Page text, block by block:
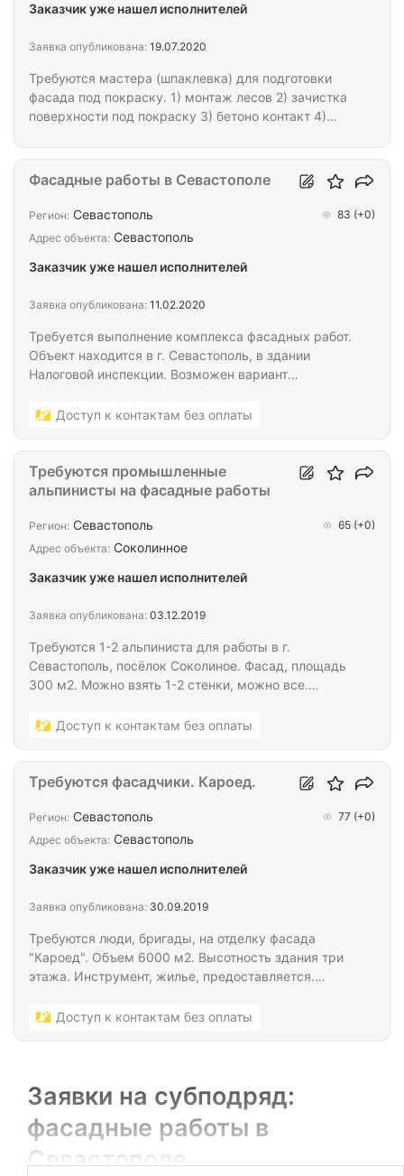
Требуются мастера (шпаклевка) для подготовки
фасада под покраску. 1) монтаж лесов 2) зачистка
поверхности под покраску 3) бетоно контакт 4)
4.000м2 9) цена по итогам собеседования
Расходники, леса мы предоставляем.
Авансирование допустимо
Заказчик уже нашел исполнителей
Заявка опубликована: 19.07.2020
Требуется выполнение комплекса фасадных работ.
Объект находится в г. Севастополь, в здании
Налоговой инспекции. Возможен вариант
так и работа с давальческим материалом
ведомость работ. Свое коммерческое
предложение в виде заполненной таблицы
отправляйте на эл почту. Срок начала работ -
с момента начала работ.
Доступ к контактам без оплаты
Фасадные работы в Севастополе
Регион: Севастополь 83 (+0)
Адрес объекта: Севастополь
Заказчик уже нашел исполнителей
Заявка опубликована: 11.02.2020
Требуются 1-2 альпиниста для работы в г.
Севастополь, посёлок Соколиное. Фасад, площадь
300 м2. Можно взять 1-2 стенки, можно все.
подсобник. Есть машина, каждый день ходит
Доступ к контактам без оплаты
Требуются промышленные
альпинисты на фасадные работы
Регион: Севастополь 65 (+0)
Адрес объекта: Соколинное
Заказчик уже нашел исполнителей
Заявка опубликована: 03.12.2019
Требуются люди, бригады, на отделку фасада
"Кароед". Объем 6000 м2. Высотность здания три
этажа. Инструмент, жилье, предоставляется.
Доступ к контактам без оплаты
Требуются фасадчики. Кароед.
Регион: Севастополь 77 (+0)
Адрес объекта: Севастополь
Заказчик уже нашел исполнителей
Заявка опубликована: 30.09.2019
Заявки на субподряд:
фасадные работы в
Севастополе